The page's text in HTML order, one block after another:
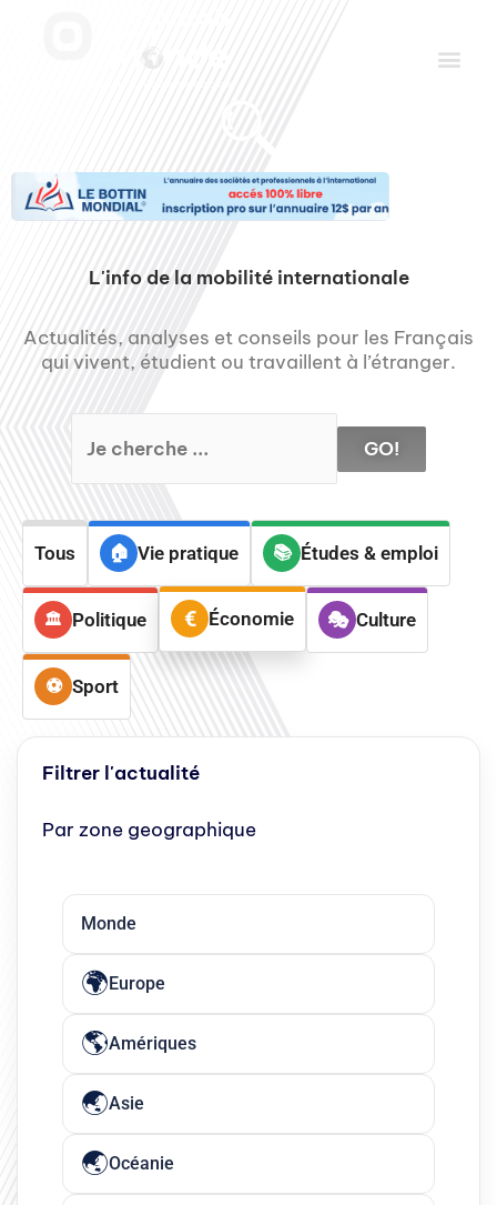
L'info de la mobilité internationale
Actualités, analyses et conseils pour les Français
qui vivent, étudient ou travaillent à l’étranger.
GO!
Tous Vie pratique Études & emploi
Politique Économie Culture
Sport
Filtrer l'actualité
Par zone geographique
Monde
Europe
Amériques
Asie
Océanie